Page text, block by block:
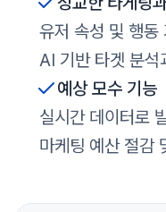
유저 속성 및 행동
AI 기반 타겟 분석
예상 모수 기능
실시간 데이터로
마케팅 예산 절감